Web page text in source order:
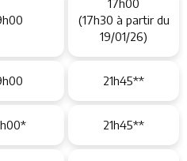
17h00
(17h30 à partir du
19/01/26)
21h45**
21h45**